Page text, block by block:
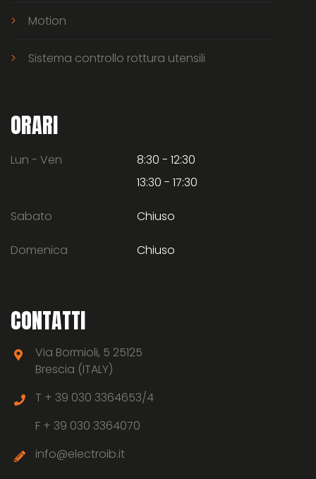
Motion
Sistema controllo rottura utensili
ORARI
Lun - Ven
8:30 - 12:30
13:30 - 17:30
Sabato Chiuso
Domenica Chiuso
CONTATTI
Via Bormioli, 5 25125
Brescia (ITALY)
T + 39 030 3364653/4
F + 39 030 3364070
info@electroib.it